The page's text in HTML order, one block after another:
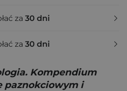
za 30 dni
za 30 dni
Kompendium
paznokciowym i